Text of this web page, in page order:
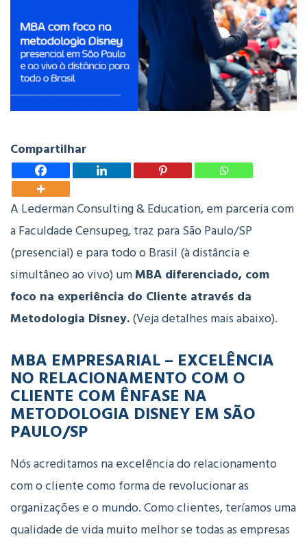
Compartilhar
A Lederman Consulting & Education, em parceria com
a Faculdade Censupeg, traz para São Paulo/SP
(presencial)e para todo o Brasil (à distância e
simultâneo ao vivo) umMBA diferenciado, com
foco na experiência do Cliente através da
Metodologia Disney.(Veja detalhes mais abaixo).
MBA EMPRESARIAL – EXCELÊNCIA
NO RELACIONAMENTO COM O
CLIENTE COM ÊNFASE NA
METODOLOGIA DISNEY EM SÃO
PAULO/SP
Nós acreditamos na excelência do relacionamento
com o cliente como forma de revolucionar as
organizações e o mundo. Como clientes, teríamos uma
qualidade de vida muito melhor se todas as empresas